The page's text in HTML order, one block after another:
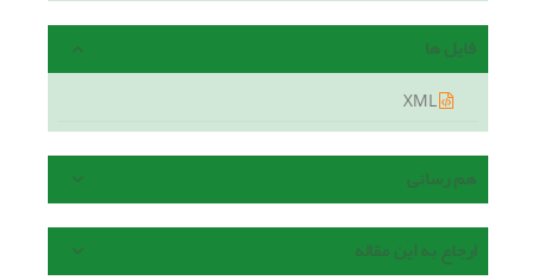
فایل ها
هم رسانی
ارجاع به این مقاله